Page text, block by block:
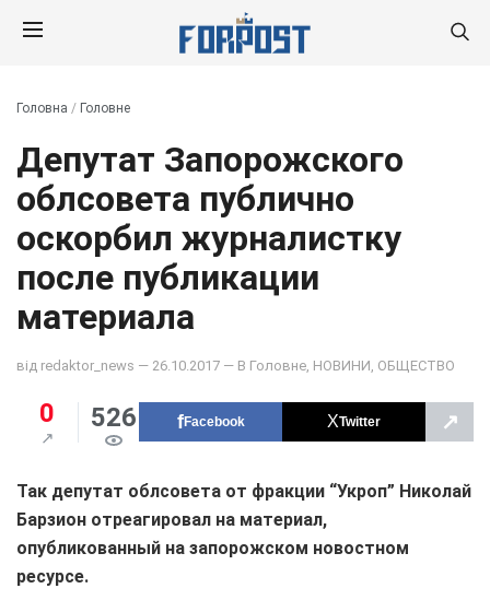
Головна / Головне
Депутат Запорожского
облсовета публично
оскорбил журналистку
после публикации
материала
від redaktor_news — 26.10.2017 — В Головне НОВИНИ ОБЩЕСТВО
0 526 Facebook Twitter ↗
Так депутат облсовета от фракции “Укроп” Николай
Барзион отреагировал на материал,
опубликованный на запорожском новостном
ресурсе.